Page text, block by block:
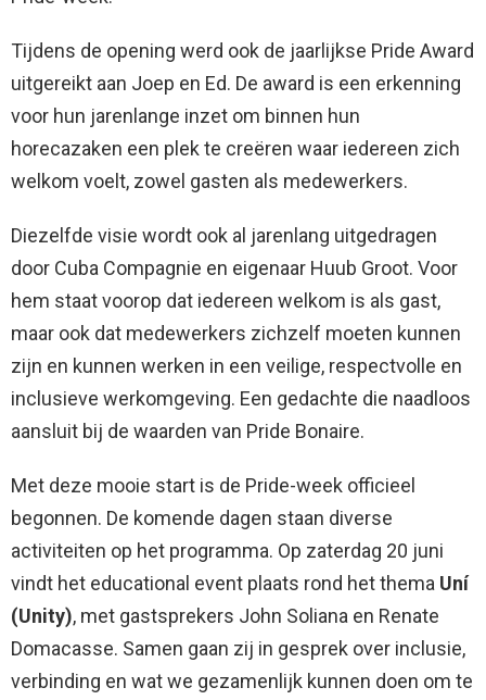
Tijdens de opening werd ook de jaarlijkse Pride Award
uitgereikt aan Joep en Ed. De award is een erkenning
voor hun jarenlange inzet om binnen hun
horecazaken een plek te creëren waar iedereen zich
welkom voelt, zowel gasten als medewerkers.
Diezelfde visie wordt ook al jarenlang uitgedragen
door Cuba Compagnie en eigenaar Huub Groot. Voor
hem staat voorop dat iedereen welkom is als gast,
maar ook dat medewerkers zichzelf moeten kunnen
zijn en kunnen werken in een veilige, respectvolle en
inclusieve werkomgeving. Een gedachte die naadloos
aansluit bij de waarden van Pride Bonaire.
Met deze mooie start is de Pride-week officieel
begonnen. De komende dagen staan diverse
activiteiten op het programma. Op zaterdag 20 juni
vindt het educational event plaats rond het thema Uní
(Unity), met gastsprekers John Soliana en Renate
Domacasse. Samen gaan zij in gesprek over inclusie,
verbinding en wat we gezamenlijk kunnen doen om te